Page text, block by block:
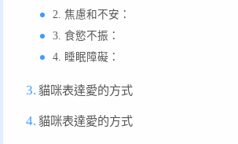
2. 焦慮和不安：
3. 食慾不振：
4. 睡眠障礙：
貓咪表達愛的方式
貓咪表達愛的方式